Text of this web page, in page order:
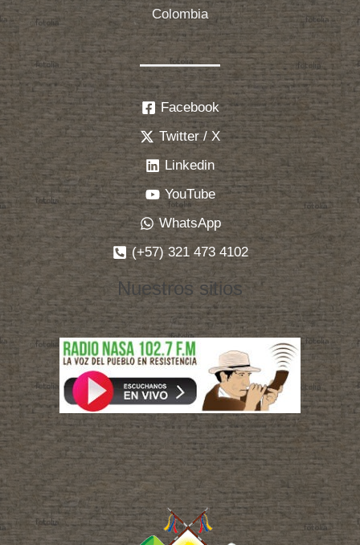
Colombia
Facebook
Twitter / X
Linkedin
YouTube
WhatsApp
(+57) 321 473 4102
Nuestros sitios